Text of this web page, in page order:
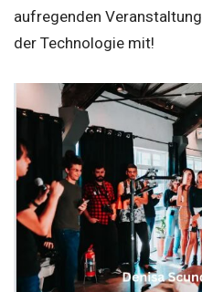
aufregenden
der Technologie mit!